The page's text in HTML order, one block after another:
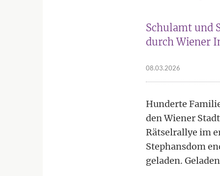
Schulamt und
durch Wiener
08.03.2026
Hunderte
den Wiener
Rätselrallye im
Stephansdom
geladen.